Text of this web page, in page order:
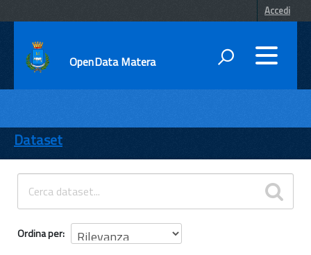
Accedi
OpenData Matera
ENTI
TEMI
INFORMAZIONI
Dataset
Ordina per